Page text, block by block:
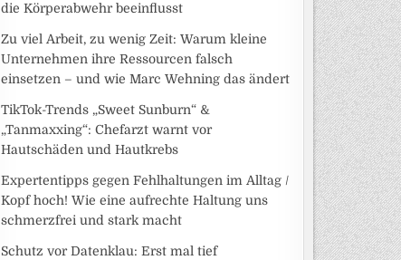
die Körperabwehr beeinflusst
Zu viel Arbeit, zu wenig Zeit: Warum kleine
Unternehmen ihre Ressourcen falsch
einsetzen – und wie Marc Wehning das ändert
TikTok-Trends „Sweet Sunburn“ &
„Tanmaxxing“: Chefarzt warnt vor
Hautschäden und Hautkrebs
Expertentipps gegen Fehlhaltungen im Alltag /
Kopf hoch! Wie eine aufrechte Haltung uns
schmerzfrei und stark macht
Schutz vor Datenklau: Erst mal tief